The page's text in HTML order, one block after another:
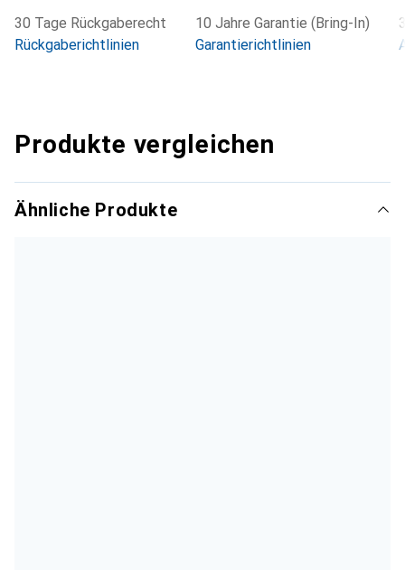
30 Tage Rückgaberecht
Rückgaberichtlinien
10 Jahre Garantie (Bring-In)
Garantierichtlinien
Produkte vergleichen
Ähnliche Produkte